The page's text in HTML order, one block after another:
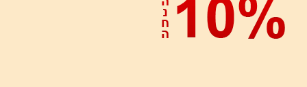
אפליקציה